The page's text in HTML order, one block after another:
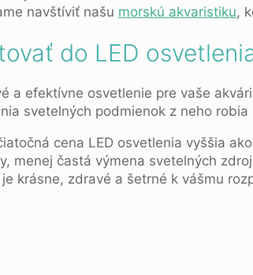
navštíviť našu morskú akvaristiku,
do LED
a efektívne osvetlenie pre vaše
svetelných podmienok z neho
cena LED osvetlenia vyššia
menej častá výmena svetelných
krásne, zdravé a šetrné k vášmu